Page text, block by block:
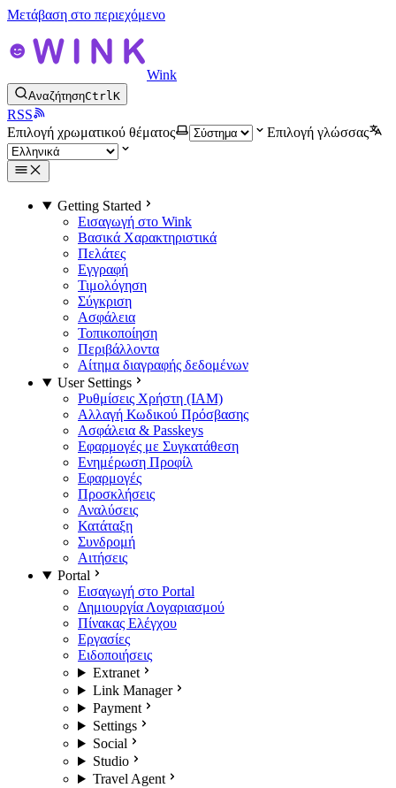
Μετάβαση στο περιεχόμενο
Wink
ΑναζήτησηCtrlK
RSS
Επιλογή χρωματικού θέματος
Επιλογή γλώσσας
Getting Started
Εισαγωγή στο Wink
Βασικά Χαρακτηριστικά
Πελάτες
Εγγραφή
Τιμολόγηση
Σύγκριση
Ασφάλεια
Τοπικοποίηση
Περιβάλλοντα
Αίτημα διαγραφής δεδομένων
User Settings
Ρυθμίσεις Χρήστη (IAM)
Αλλαγή Κωδικού Πρόσβασης
Ασφάλεια & Passkeys
Εφαρμογές με Συγκατάθεση
Ενημέρωση Προφίλ
Εφαρμογές
Προσκλήσεις
Αναλύσεις
Κατάταξη
Συνδρομή
Αιτήσεις
Portal
Εισαγωγή στο Portal
Δημιουργία Λογαριασμού
Πίνακας Ελέγχου
Εργασίες
Ειδοποιήσεις
Extranet
Link Manager
Payment
Settings
Social
Studio
Travel Agent